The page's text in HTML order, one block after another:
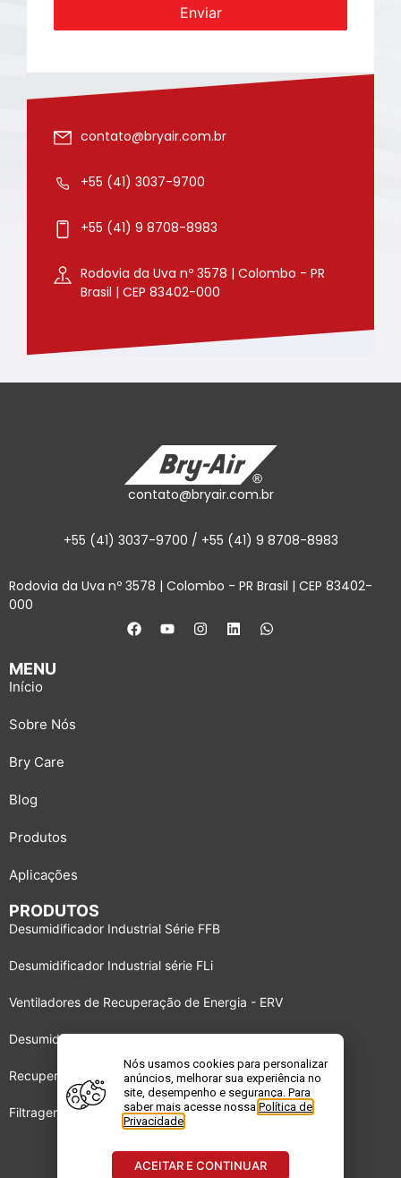
Enviar
contato@bryair.com.br
+55 (41) 3037-9700
+55 (41) 9 8708-8983
Rodovia da Uva nº 3578 | Colombo - PR
Brasil | CEP 83402-000
contato@bryair.com.br
+55 (41) 3037-9700 / +55 (41) 9 8708-8983
Rodovia da Uva nº 3578 | Colombo - PR Brasil | CEP 83402-
000
Início
Sobre Nós
Bry Care
Blog
Produtos
Aplicações
MENU
PRODUTOS
Desumidificador Industrial Série FFB
Desumidificador Industrial série FLi
Ventiladores de Recuperação de Energia - ERV
Desumidificador Industrial série BBS
Recuperadores de energia DRI
Filtragem de Gases e Odores – GPF
Nós usamos cookies para personalizar
anúncios, melhorar sua experiência no
site, desempenho e segurança. Para
saber mais acesse nossa Política de
Privacidade
ACEITAR E CONTINUAR